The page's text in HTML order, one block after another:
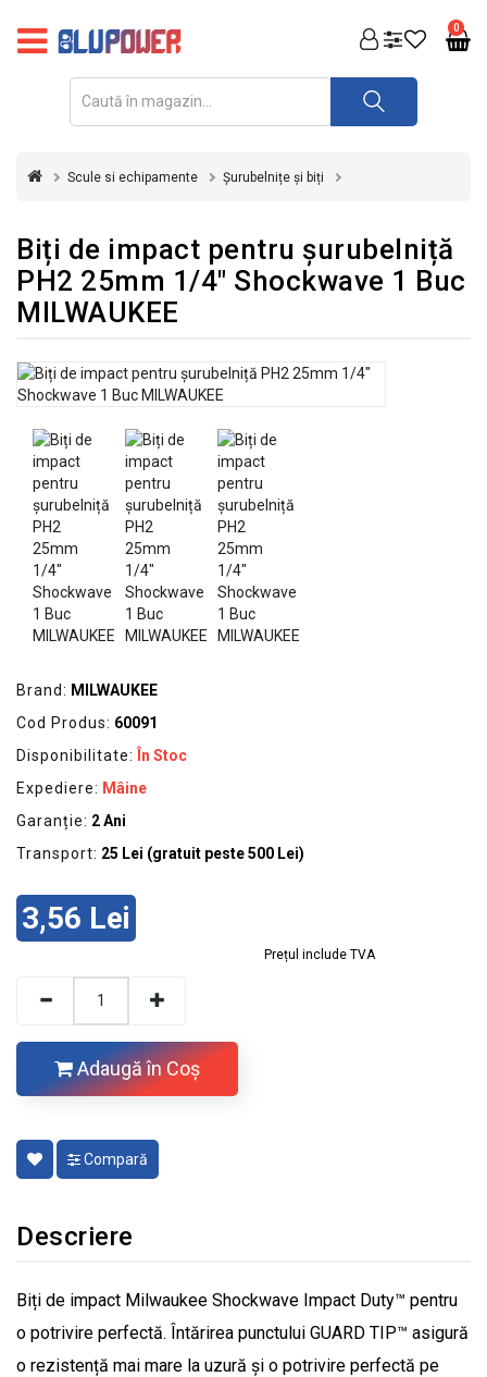
0
FOTOVOLTAICE
REDRESOARE
INVERTOARE
UPS
STABILIZATOARE
DE
TENSIUNE
CASA
GRADINA
SCULE
ECHIPAMENTE
ELECTRICE
DE
KITURI
Scule si echipamente Șurubelnițe și biți
Biți de impact pentru șurubelniță
PH2 25mm 1/4" Shockwave 1 Buc
MILWAUKEE
Brand: MILWAUKEE
Cod Produs: 60091
Disponibilitate:
În Stoc
Expediere: Mâine
Garanție: 2 Ani
Transport: 25 Lei (gratuit peste 500 Lei)
3,56 Lei
Prețul include TVA
Adaugă în Coş
Compară
Descriere
Biți de impact Milwaukee Shockwave Impact Duty™ pentru
o potrivire perfectă. Întărirea punctului GUARD TIP™ asigură
o rezistență mai mare la uzură și o potrivire perfectă pe